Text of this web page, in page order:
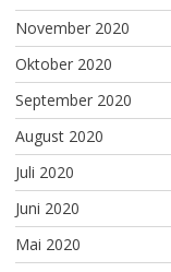
November 2020
Oktober 2020
September 2020
August 2020
Juli 2020
Juni 2020
Mai 2020